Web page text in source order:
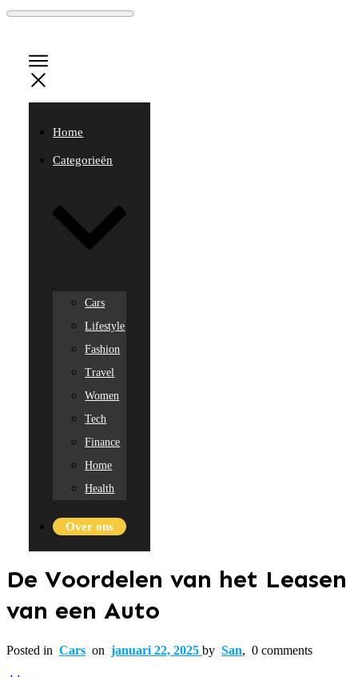
Home
Categorieën
Cars
Lifestyle
Fashion
Travel
Women
Tech
Finance
Home
Health
Over ons
De Voordelen van het Leasen
van een Auto
Posted in Cars on januari 22, 2025 by San, 0 comments